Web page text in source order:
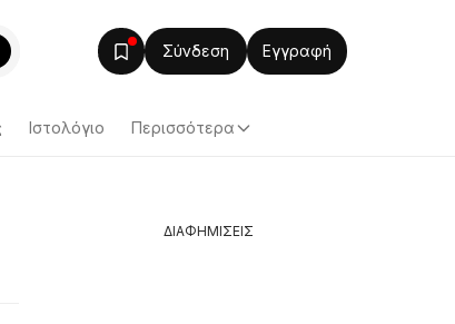
Σύνδεση Εγγραφή
Ιστολόγιο Περισσότερα
ΔΙΑΦΗΜΙΣΕΙΣ